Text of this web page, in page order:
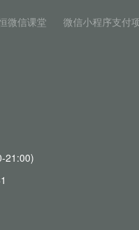
微信课堂 微信小程序支付
21:00)